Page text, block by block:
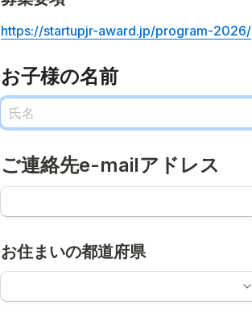
https://startupjr-award.jp/program-2026/
お子様の名前
ご連絡先e-mailアドレス
お住まいの都道府県